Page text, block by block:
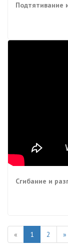
Подтятивание
Сгибание и
« 1 2 »